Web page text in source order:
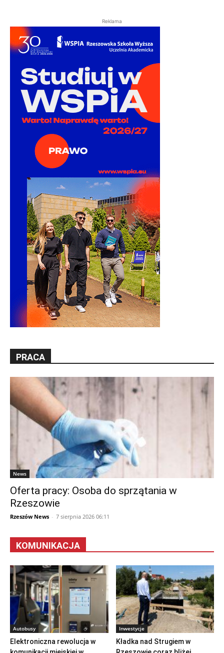
Reklama
PRACA
News
Oferta pracy: Osoba do sprzątania w
Rzeszowie
Rzeszów News - 7 sierpnia 2026 06:11
KOMUNIKACJA
Autobusy
Elektroniczna rewolucja w
Inwestycje
Kładka nad Strugiem w